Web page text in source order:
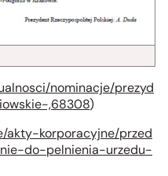
nominacje/prezyd
,68308)
akty-korporacyjne/przed
do-pelnienia-urzedu-